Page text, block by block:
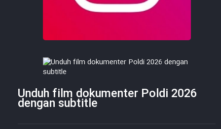
Unduh film dokumenter Poldi 2026
dengan subtitle